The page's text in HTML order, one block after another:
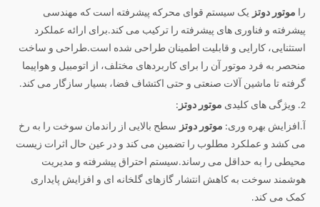
را موتور دوتز یک سیستم قوای محرکه پیشرفته است که مهندسی
پیشرفته و فناوری های پیشرفته را ترکیب می کند.برای ارائه عملکرد
استثنایی، کارایی و قابلیت اطمینان طراحی شده است.طراحی و ساخت
منحصر به فرد موتور آن را برای کاربردهای مختلف، از اتومبیل و هواپیما
گرفته تا ماشین آلات صنعتی و حتی اکتشاف فضا، بسیار سازگار می کند.
2. ویژگی های کلیدی
موتور دوتز :
آ.افزایش بهره وری: موتور دوتز سطح بالایی از راندمان سوخت را به رخ
می کشد و عملکرد مطلوب را تضمین می کند و در عین حال اثرات زیست
محیطی را به حداقل می رساند.سیستم احتراق پیشرفته و مدیریت
هوشمند سوخت به کاهش انتشار گازهای گلخانه ای و افزایش پایداری
کمک می کند.